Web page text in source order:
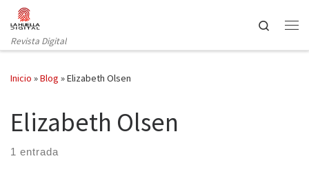
Saltar al contenido
Revista Digital
Search
Inicio »Blog »Elizabeth Olsen
Elizabeth Olsen
1 entrada